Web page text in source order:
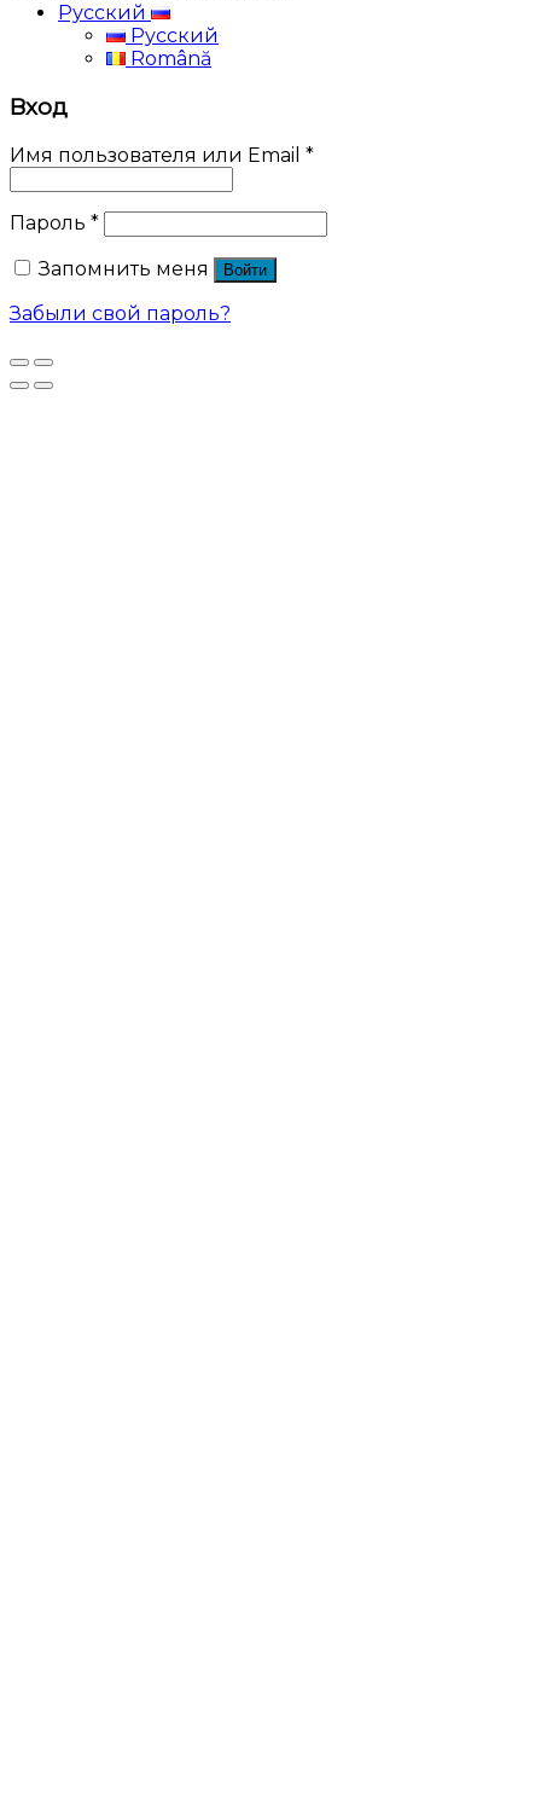
Русский
Русский
Română
Вход
Имя пользователя или Email *
Пароль *
Запомнить меня
Войти
Забыли свой пароль?